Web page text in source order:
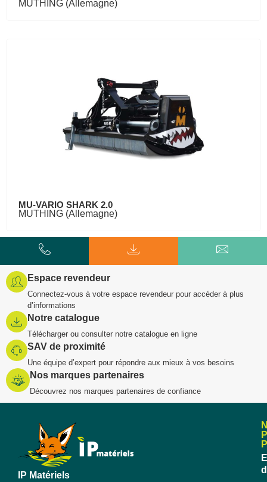
MUTHING (Allemagne)
MU-VARIO SHARK 2.0
MUTHING (Allemagne)
Espace revendeur
Connectez-vous à votre espace revendeur pour accéder à plus
d’informations
Notre catalogue
Télécharger ou consulter notre catalogue en ligne
SAV de proximité
Une équipe d’expert pour répondre aux mieux à vos besoins
Nos marques partenaires
Découvrez nos marques partenaires de confiance
IP Matériels